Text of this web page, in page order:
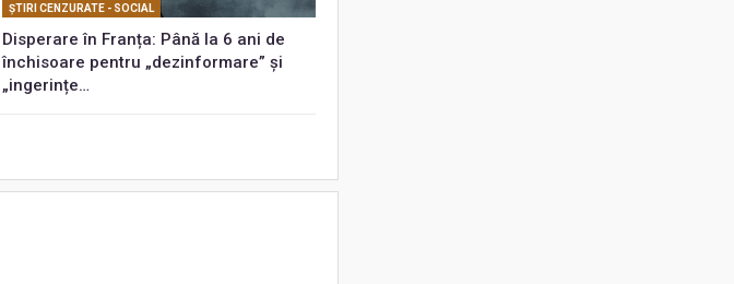
ŞTIRI CENZURATE - SOCIAL
Disperare în Franța: Până la 6 ani de
închisoare pentru „dezinformare” și
„ingerințe…